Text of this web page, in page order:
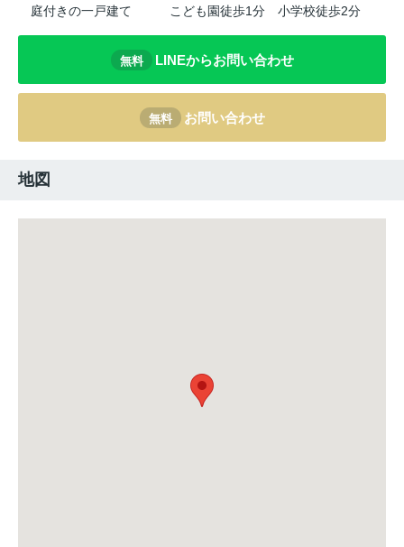
庭付きの一戸建て こども園徒歩1分 小学校徒歩2分
無料 LINEからお問い合わせ
無料 お問い合わせ
地図